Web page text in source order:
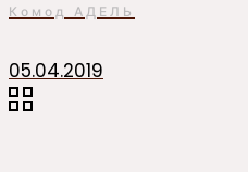
Комод АДЕЛЬ
05.04.2019